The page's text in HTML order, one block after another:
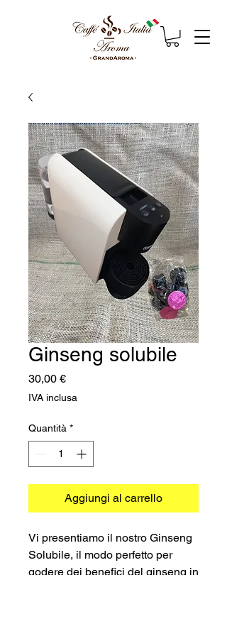
Ginseng solubile
30,00 €Prezzo
IVA inclusa
Quantità *
Aggiungi al carrello
Vi presentiamo il nostro Ginseng
Solubile, il modo perfetto per
godere dei benefici del ginseng in